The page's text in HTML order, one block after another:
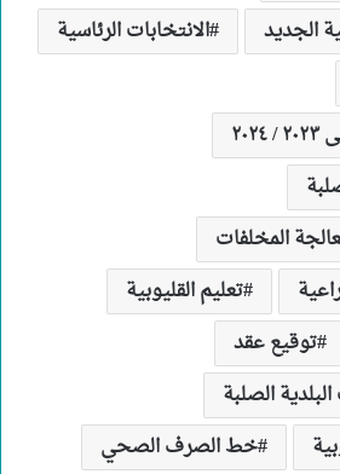
الجديد
الانتخابات الرئاسية
المخلفات
تعليم القليوبية
توقيع عقد
الصلبة
خط الصرف الصحي